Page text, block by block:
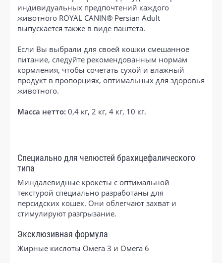
индивидуальных предпочтений каждого
животного ROYAL CANIN® Persian Adult
выпускается также в виде паштета.
Если Вы выбрали для своей кошки смешанное
питание, следуйте рекомендованным нормам
кормления, чтобы сочетать сухой и влажный
продукт в пропорциях, оптимальных для здоровья
животного.
Масса нетто: 0,4 кг, 2 кг, 4 кг, 10 кг.
Специально для челюстей брахицефалического
типа
Миндалевидные крокеты с оптимальной
текстурой специально разработаны для
персидских кошек. Они облегчают захват и
стимулируют разгрызание.
Эксклюзивная формула
Жирные кислоты Омега 3 и Омега 6